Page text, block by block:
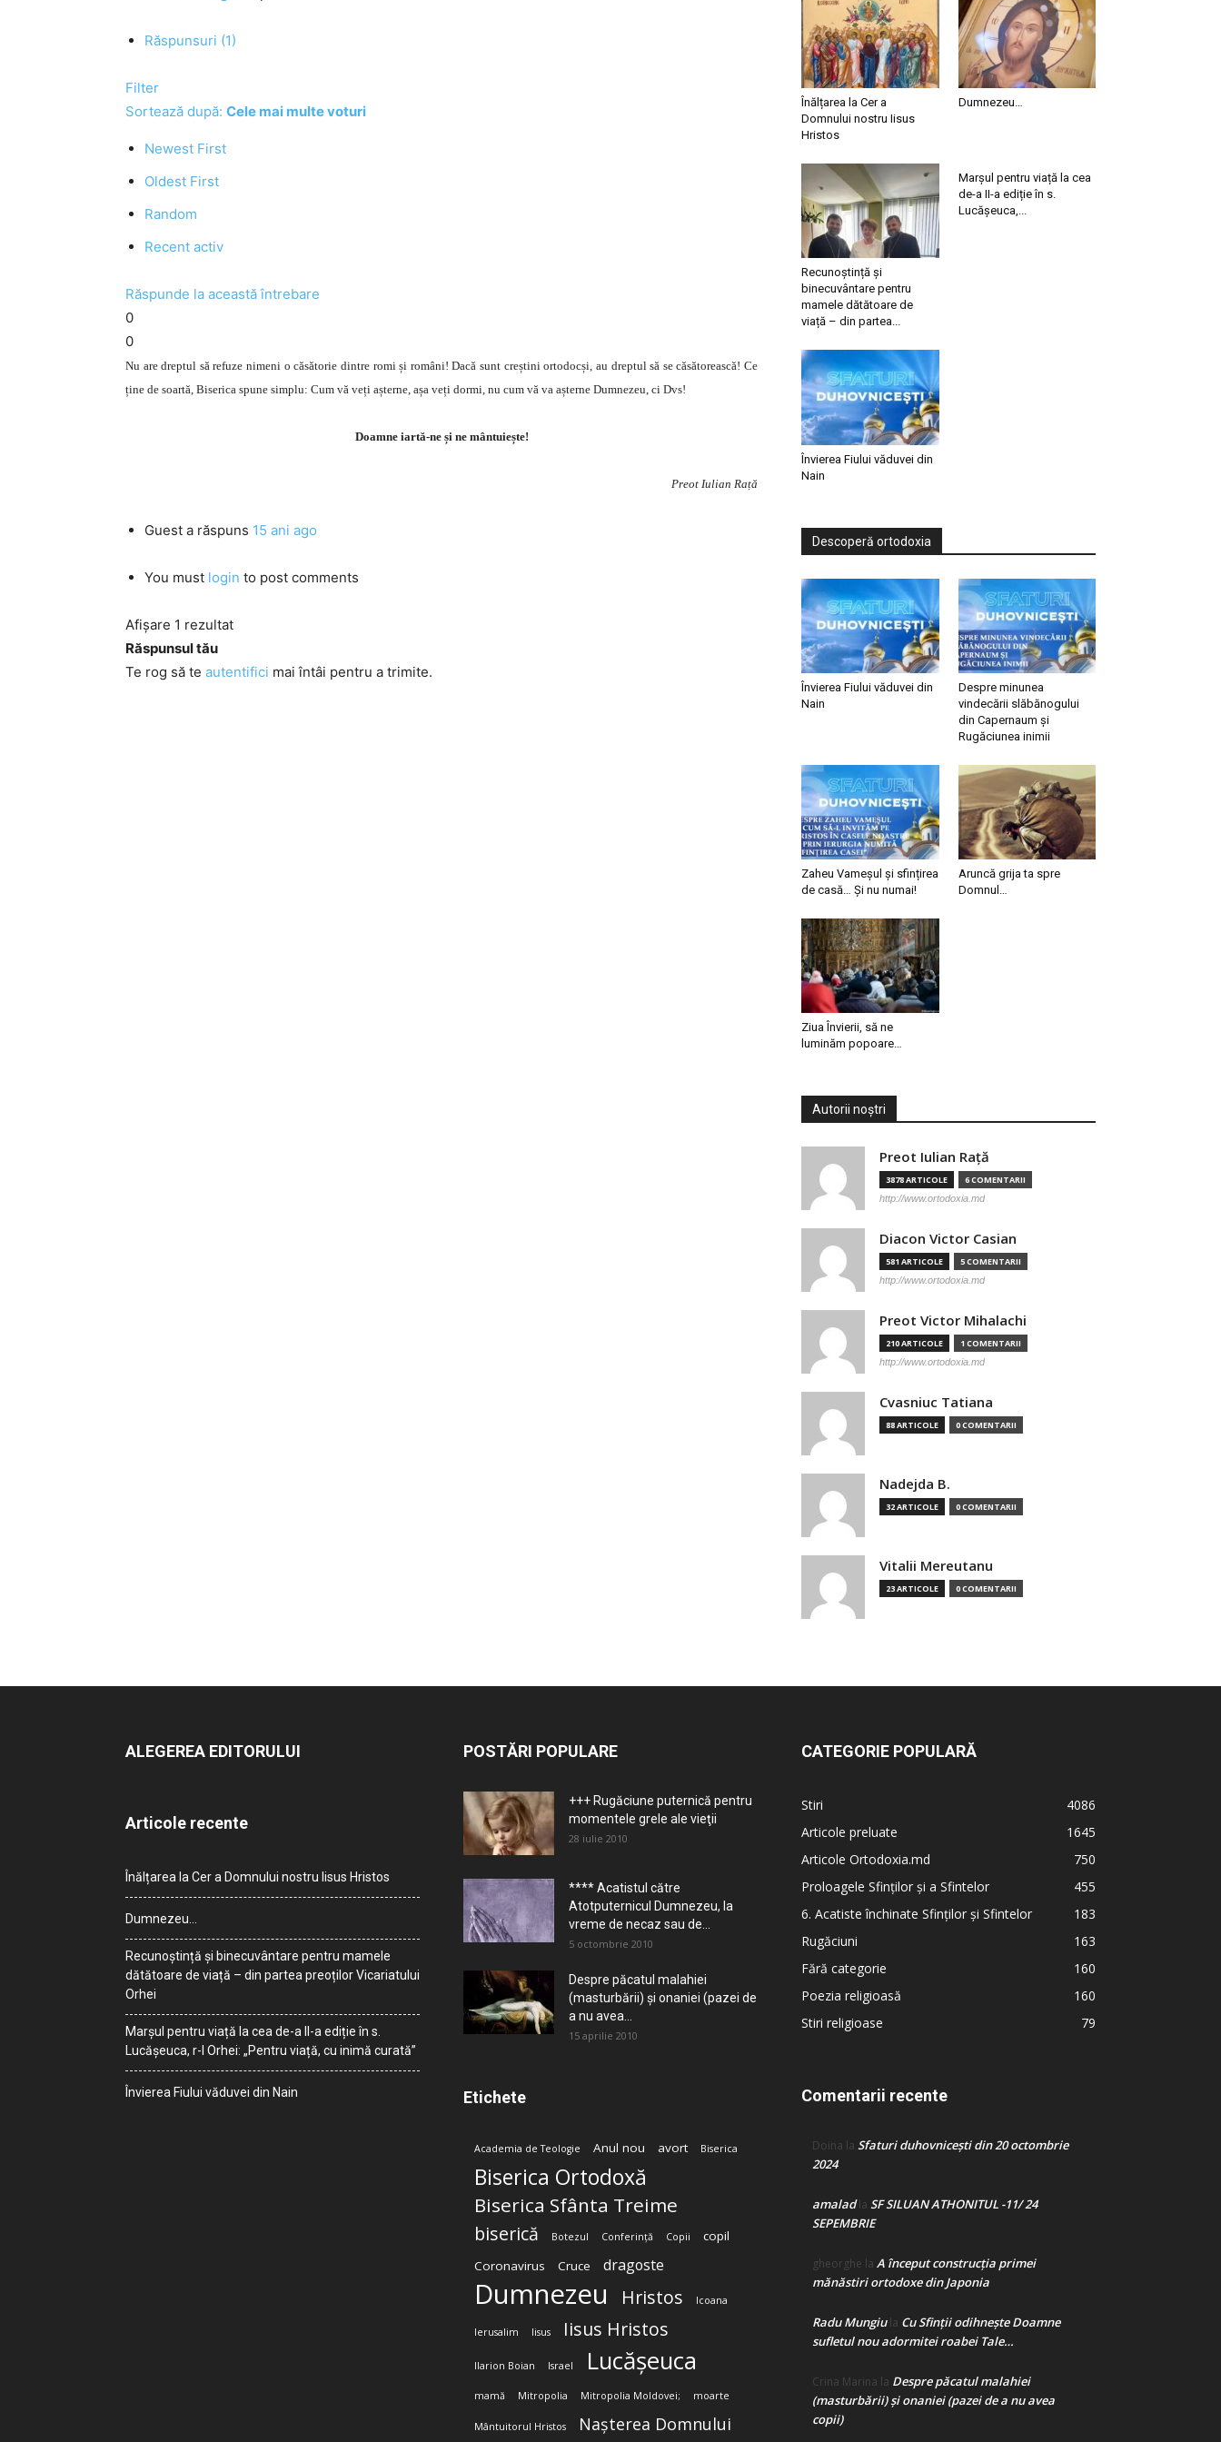
Răspunsuri (1)
Filter
Sortează după: Cele mai multe voturi
Newest First
Oldest First
Random
Recent activ
Răspunde la această întrebare
0
0
Nu are dreptul să refuze nimeni o căsătorie dintre romi și români! Dacă sunt creștini ortodocși, au dreptul să se căsătorească! Ce
ține de soartă, Biserica spune simplu: Cum vă veți așterne, așa veți dormi, nu cum vă va așterne Dumnezeu, ci Dvs!
Doamne iartă-ne și ne mântuiește!
Preot Iulian Rață
Guest a răspuns 15 ani ago
You must login to post comments
Afișare 1 rezultat
Răspunsul tău
Te rog să te autentifici mai întâi pentru a trimite.
Înălțarea la Cer a
Domnului nostru Iisus
Hristos
Dumnezeu…
Recunoștință și
binecuvântare pentru
mamele dătătoare de
viață – din partea...
Marșul pentru viață la cea
de-a II-a ediție în s.
Lucășeuca,...
Învierea Fiului văduvei din
Nain
Descoperă ortodoxia
Învierea Fiului văduvei din
Nain
Despre minunea
vindecării slăbănogului
din Capernaum și
Rugăciunea inimii
Zaheu Vameșul și sfințirea
de casă… Și nu numai!
Aruncă grija ta spre
Domnul…
Ziua Învierii, să ne
luminăm popoare…
Autorii noștri
Preot Iulian Raţă
3878 ARTICOLE 6 COMENTARII
http://www.ortodoxia.md
Diacon Victor Casian
581 ARTICOLE 5 COMENTARII
http://www.ortodoxia.md
Preot Victor Mihalachi
210 ARTICOLE 1 COMENTARII
http://www.ortodoxia.md
Cvasniuc Tatiana
88 ARTICOLE 0 COMENTARII
Nadejda B.
32 ARTICOLE 0 COMENTARII
Vitalii Mereutanu
23 ARTICOLE 0 COMENTARII
ALEGEREA EDITORULUI
Articole recente
Înălțarea la Cer a Domnului nostru Iisus Hristos
Dumnezeu…
Recunoștință și binecuvântare pentru mamele
dătătoare de viață – din partea preoților Vicariatului
Orhei
Marșul pentru viață la cea de-a II-a ediție în s.
Lucășeuca, r-l Orhei: „Pentru viață, cu inimă curată”
Învierea Fiului văduvei din Nain
POSTĂRI POPULARE
+++ Rugăciune puternică pentru
momentele grele ale vieţii
28 iulie 2010
**** Acatistul către
Atotputernicul Dumnezeu, la
vreme de necaz sau de...
5 octombrie 2010
Despre păcatul malahiei
(masturbării) şi onaniei (pazei de
a nu avea...
15 aprilie 2010
Etichete
Academia de Teologie Anul nou avort Biserica
Biserica Ortodoxă
Biserica Sfânta Treime
biserică Botezul Conferință Copii
copil
Coronavirus
Cruce dragoste
Dumnezeu Hristos Icoana
Ierusalim Iisus Iisus Hristos
Ilarion Boian Israel Lucășeuca
mamă Mitropolia Mitropolia Moldovei; moarte
Mântuitorul Hristos Nașterea Domnului
CATEGORIE POPULARĂ
Stiri
4086
Articole preluate
1645
Articole Ortodoxia.md
750
Proloagele Sfinților și a Sfintelor
455
6. Acatiste închinate Sfinților și Sfintelor
183
Rugăciuni
163
Fără categorie
160
Poezia religioasă
160
Stiri religioase
79
Comentarii recente
Doina la Sfaturi duhovnicești din 20 octombrie
2024
amaladla SF SILUAN ATHONITUL -11/ 24
SEPEMBRIE
gheorghe la A început construcţia primei
mănăstiri ortodoxe din Japonia
Radu Mungiula Cu Sfinții odihnește Doamne
sufletul nou adormitei roabei Tale…
Crina Marina la Despre păcatul malahiei
(masturbării) şi onaniei (pazei de a nu avea
copii)